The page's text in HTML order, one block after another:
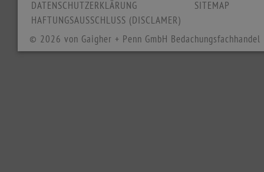
DATENSCHUTZERKLÄRUNG
HAFTUNGSAUSSCHLUSS (DISCLAMER)
SITEMAP
© 2026 von Gaigher + Penn GmbH Bedachungsfachhandel